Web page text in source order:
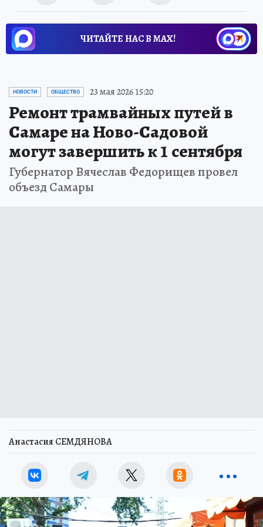
ЧИТАЙТЕ НАС В МАХ!
НОВОСТИ ОБЩЕСТВО 23 мая 2026 15:20
Ремонт трамвайных путей в
Самаре на Ново-Садовой
могут завершить к 1 сентября
Губернатор Вячеслав Федорищев провел
объезд Самары
Анастасия СЕМДЯНОВА